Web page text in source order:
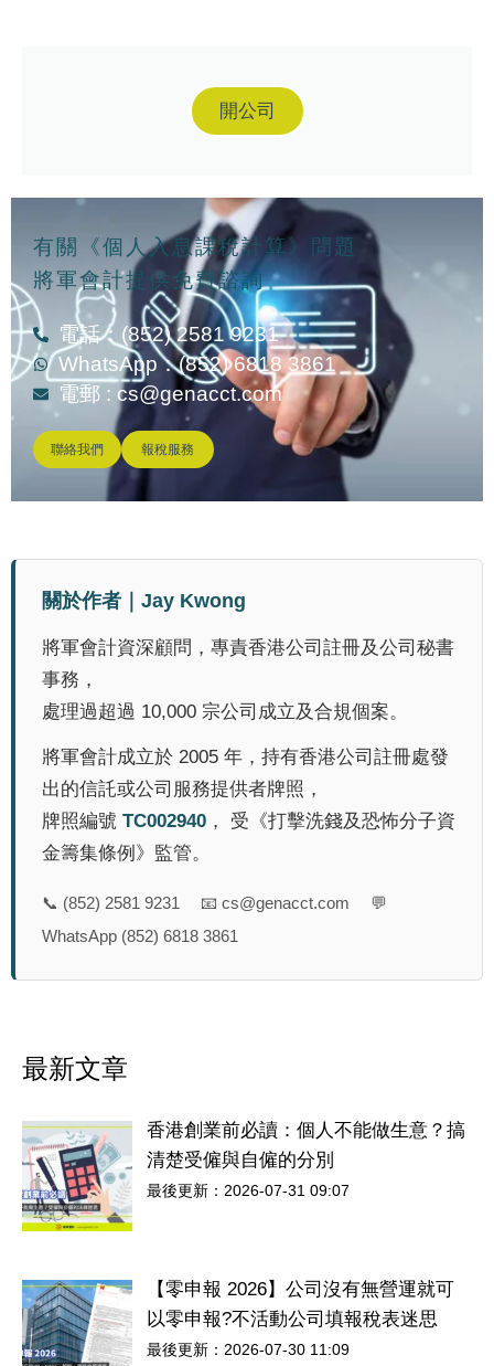
開公司
有關《個人入息課稅計算》問題
將軍會計提供免費諮詢
電話：(852) 2581 9231
WhatsApp：(852) 6818 3861
電郵 : cs@genacct.com
聯絡我們 報稅服務
關於作者｜Jay Kwong
將軍會計資深顧問，專責香港公司註冊及公司秘書
事務，
處理過超過 10,000 宗公司成立及合規個案。
將軍會計成立於 2005 年，持有香港公司註冊處發
出的信託或公司服務提供者牌照，
牌照編號 TC002940 ， 受《打擊洗錢及恐怖分子資
金籌集條例》監管。
📞 (852) 2581 9231 📧 cs@genacct.com 💬
WhatsApp (852) 6818 3861
最新文章
香港創業前必讀：個人不能做生意？搞
清楚受僱與自僱的分別
最後更新：2026-07-31 09:07
【零申報 2026】公司沒有無營運就可
以零申報?不活動公司填報稅表迷思
最後更新：2026-07-30 11:09